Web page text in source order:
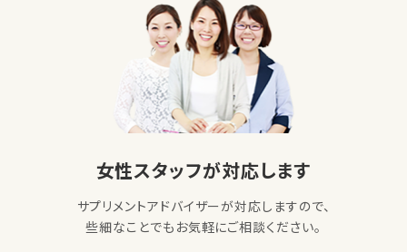
女性スタッフが対応します
サプリメントアドバイザーが対応しますので、
些細なことでもお気軽にご相談ください。